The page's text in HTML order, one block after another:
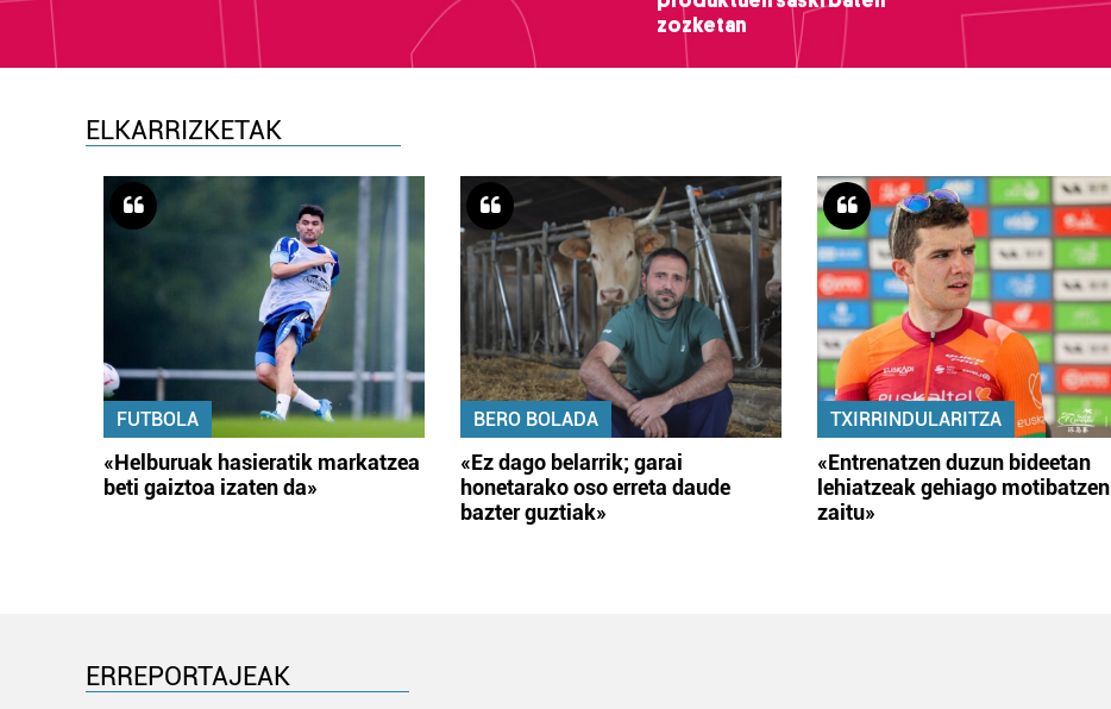
zozketan
ELKARRIZKETAK
FUTBOLA
«Helburuak hasieratik markatzea
beti gaiztoa izaten da»
BERO BOLADA
«Ez dago belarrik; garai
honetarako oso erreta daude
bazter guztiak»
TXIRRINDULARITZA
«Entrenatzen duzun bideetan
lehiatzeak gehiago motibatzen
zaitu»
ERREPORTAJEAK